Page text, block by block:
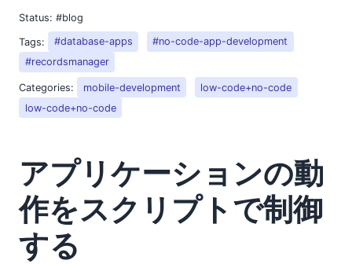
Status: #blog
Tags:
#database-apps
#no-code-app-development
#recordsmanager
Categories: mobile-development
low-code+no-code
low-code+no-code
アプリケーションの動
作をスクリプトで制御
する